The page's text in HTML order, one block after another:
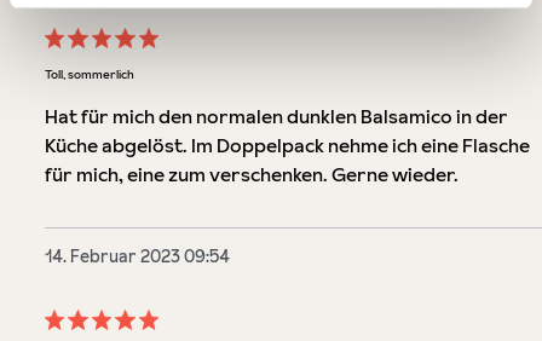
Bewertung mit 5 von 5 Sternen
Toll, sommerlich
Hat für mich den normalen dunklen Balsamico in der
Küche abgelöst. Im Doppelpack nehme ich eine Flasche
für mich, eine zum verschenken. Gerne wieder.
14. Februar 2023 09:54